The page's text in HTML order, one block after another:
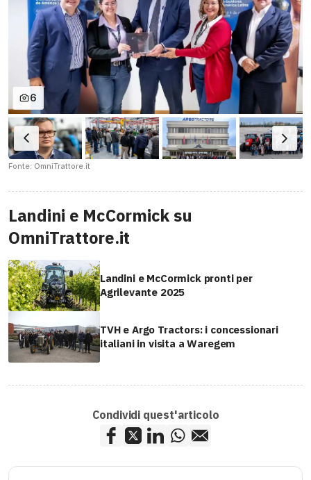
6
Fonte: OmniTrattore.it
Landini e McCormick su
OmniTrattore.it
Landini e McCormick pronti per
Agrilevante 2025
TVH e Argo Tractors: i concessionari
italiani in visita a Waregem
Condividi quest'articolo